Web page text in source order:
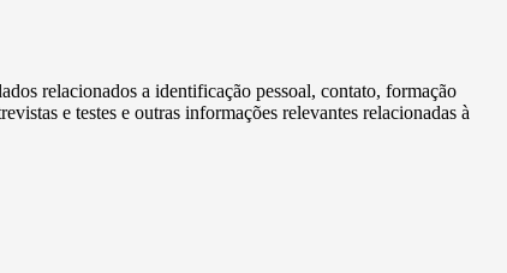
relacionados a identificação pessoal, contato, formação
e testes e outras informações relevantes relacionadas à